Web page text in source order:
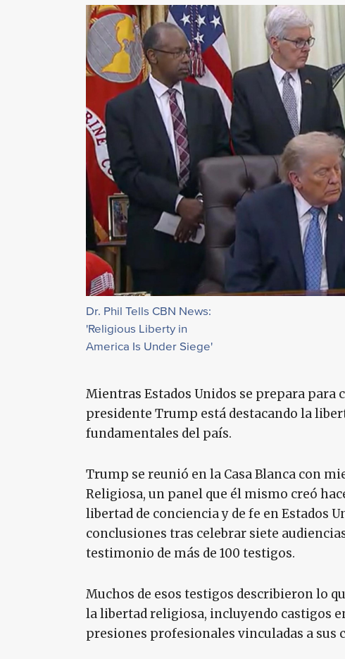
Dr. Phil Tells CBN News:
'Religious Liberty in
America Is Under Siege'
Mientras Estados Unidos se prepara para
presidente Trump está destacando la
fundamentales del país.
Trump se reunió en la Casa Blanca con
Religiosa, un panel que él mismo creó
libertad de conciencia y de fe en Estados
conclusiones tras celebrar siete
testimonio de más de 100 testigos.
Muchos de esos testigos describieron lo
la libertad religiosa, incluyendo castigos
presiones profesionales vinculadas a sus